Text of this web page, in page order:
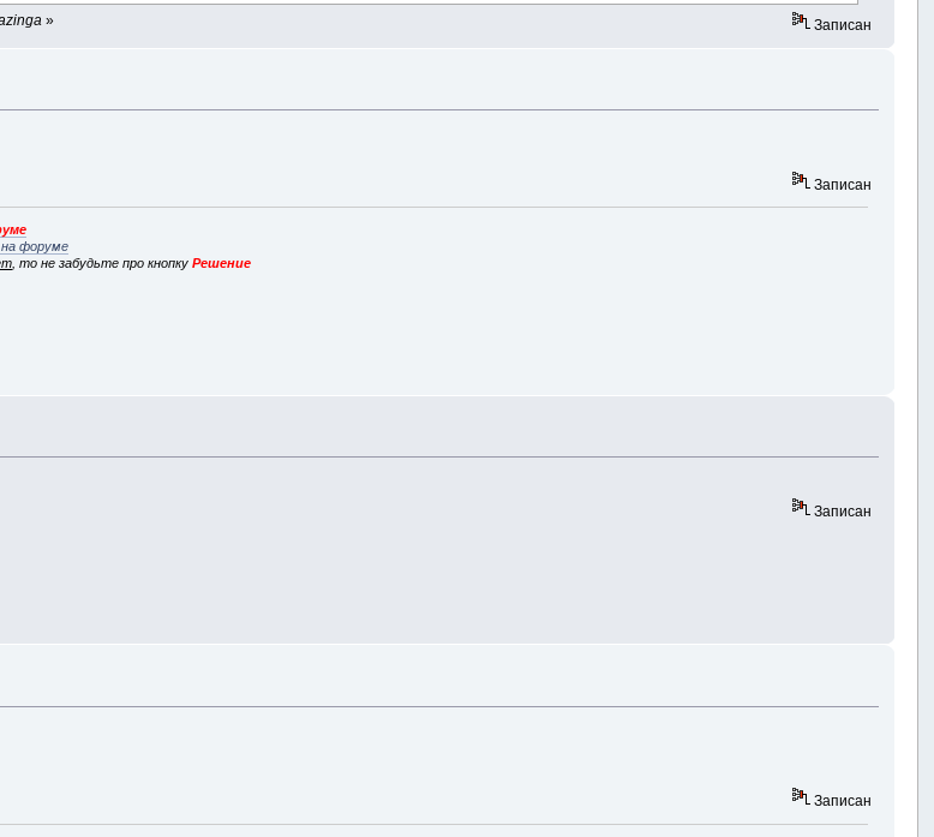
» Записан
Записан
на форуме
, то не забудьте про кнопкуРешение
Записан
Записан